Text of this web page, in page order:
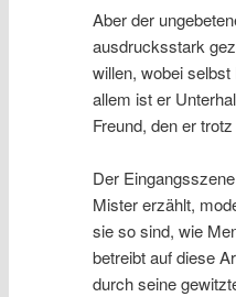
Aber der
ausdrucksstark
willen, wobei
allem ist er
Freund, den er
Der
Mister erzählt,
sie so sind, wie
betreibt auf diese
durch seine